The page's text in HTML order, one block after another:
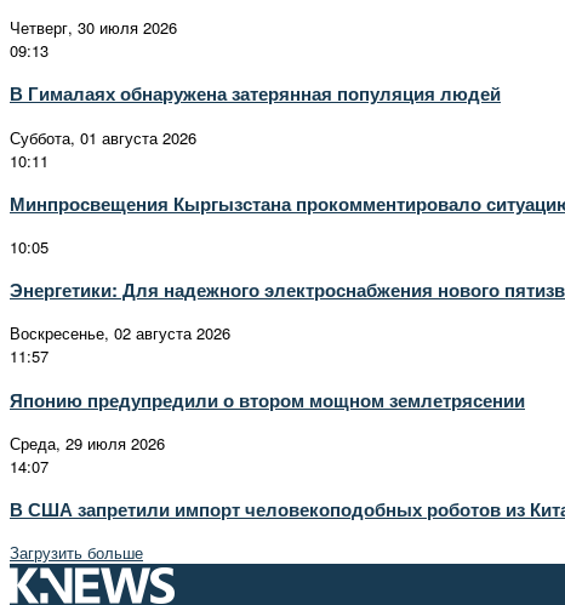
Четверг, 30 июля 2026
09:13
В Гималаях обнаружена затерянная популяция людей
Суббота, 01 августа 2026
10:11
Минпросвещения Кыргызстана прокомментировало
10:05
Энергетики: Для надежного электроснабжения нового
Воскресенье, 02 августа 2026
11:57
Японию предупредили о втором мощном землетрясении
Среда, 29 июля 2026
14:07
В США запретили импорт человекоподобных роботов из
Загрузить больше